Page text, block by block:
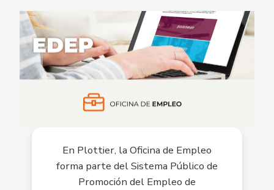
En Plottier, la Oficina de Empleo
forma parte del Sistema Público de
Promoción del Empleo de